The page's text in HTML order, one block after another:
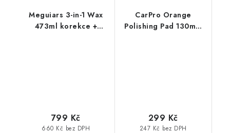
Meguiars 3-in-1 Wax
473ml korekce +
660 Kč bez DPH
799 Kč
CarPro Orange
Polishing Pad 130mm
247 Kč bez DPH
299 Kč